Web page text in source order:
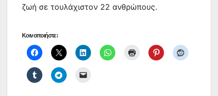
ζωή σε τουλάχιστον 22 ανθρώπους.
Κοινοποιήστε: